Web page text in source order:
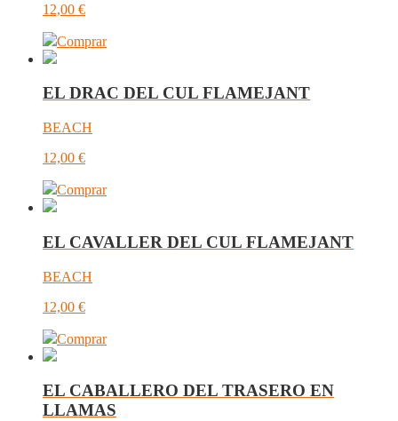
12,00 €
Comprar
EL DRAC DEL CUL FLAMEJANT
BEACH
12,00 €
Comprar
EL CAVALLER DEL CUL FLAMEJANT
BEACH
12,00 €
Comprar
EL CABALLERO DEL TRASERO EN
LLAMAS